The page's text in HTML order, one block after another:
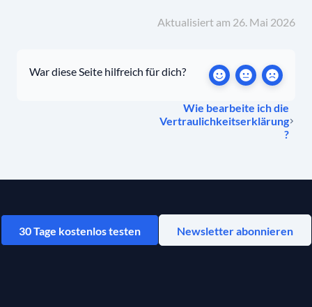
Aktualisiert am 26. Mai 2026
War diese Seite hilfreich für dich?
Wie bearbeite ich die
Vertraulichkeitserklärung
?
30 Tage kostenlos testen Newsletter abonnieren